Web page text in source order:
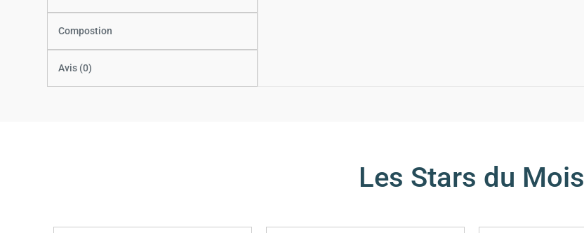
Compostion
Avis (0)
Les Stars du Mois